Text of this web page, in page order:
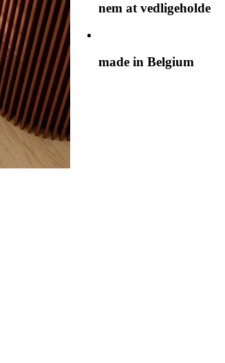
nem at vedligeholde
made in Belgium